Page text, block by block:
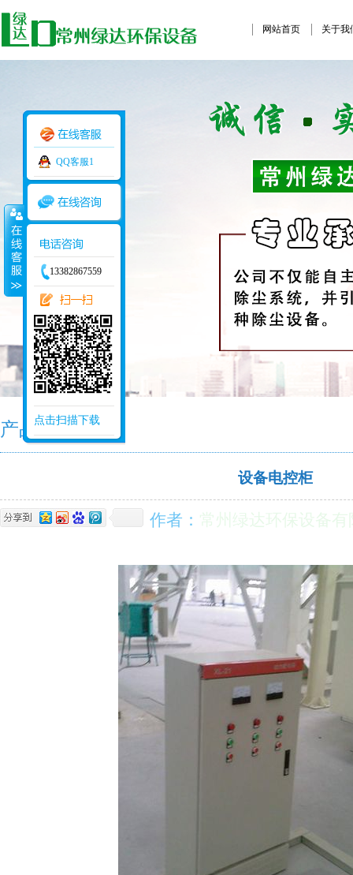
网站首页 关于我
产品中心
设备电控柜
作者： 常州绿达环保设备
QQ客服1
13382867559
点击扫描下载